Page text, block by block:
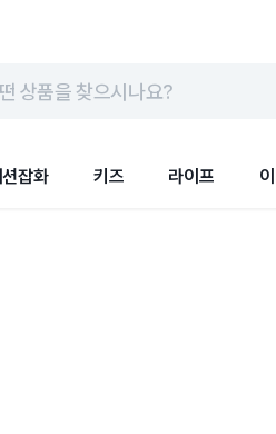
상품을 찾으시나요?
잡화 키즈 라이프